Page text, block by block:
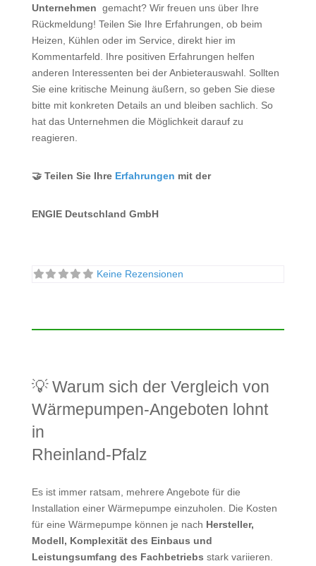
Unternehmen gemacht? Wir freuen uns über Ihre
Rückmeldung! Teilen Sie Ihre Erfahrungen, ob beim
Heizen, Kühlen oder im Service, direkt hier im
Kommentarfeld. Ihre positiven Erfahrungen helfen
anderen Interessenten bei der Anbieterauswahl. Sollten
Sie eine kritische Meinung äußern, so geben Sie diese
bitte mit konkreten Details an und bleiben sachlich. So
hat das Unternehmen die Möglichkeit darauf zu
reagieren.
🤝 Teilen Sie Ihre Erfahrungen mit der
ENGIE Deutschland GmbH
Keine Rezensionen
💡 Warum sich der Vergleich von
Wärmepumpen-Angeboten lohnt
in
Rheinland-Pfalz
Es ist immer ratsam, mehrere Angebote für die
Installation einer Wärmepumpe einzuholen. Die Kosten
für eine Wärmepumpe können je nach Hersteller,
Modell, Komplexität des Einbaus und
Leistungsumfang des Fachbetriebs stark variieren.